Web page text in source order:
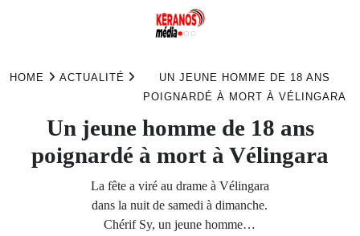
HOME ACTUALITÉ
UN JEUNE HOMME DE 18 ANS
POIGNARDÉ À MORT À VÉLINGARA
Un jeune homme de 18 ans
poignardé à mort à Vélingara
La fête a viré au drame à Vélingara
dans la nuit de samedi à dimanche.
Chérif Sy, un jeune homme…